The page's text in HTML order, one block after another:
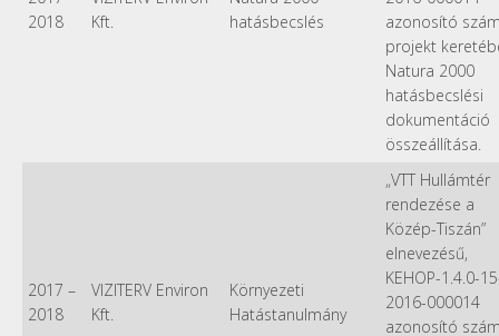
2018
Kft.
hatásbecslés
azonosító
projekt
Natura 2000
hatásbecslési
dokumentáció
összeállítása.
2017 –
2018
VIZITERV Environ
Kft.
Környezeti
Hatástanulmány
„VTT Hullámtér
rendezése a
Közép-Tiszán”
elnevezésű,
KEHOP-1.4.0-
2016-000014
azonosító